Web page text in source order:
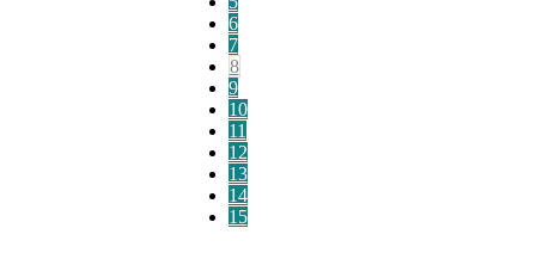
6
7
8
9
10
11
12
13
14
15